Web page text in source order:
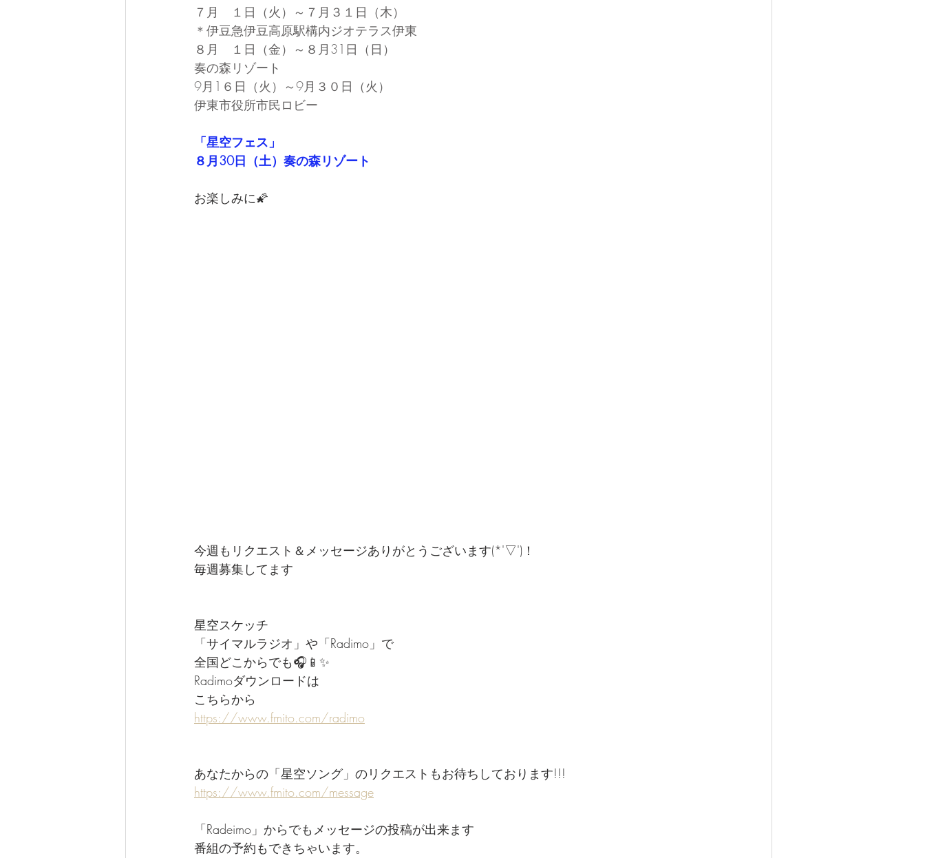
７月　１日（火）～７月３１日（木）
＊伊豆急伊豆高原駅構内ジオテラス伊東
８月　１日（金）～８月31日（日）
奏の森リゾート
9月1６日（火）～9月３０日（火）
伊東市役所市民ロビー
「星空フェス」
８月30日（土）奏の森リゾート
お楽しみに🌠
今週もリクエスト＆メッセージありがとうございます(*'▽')！
毎週募集してます
星空スケッチ
「サイマルラジオ」や「Radimo」で
全国どこからでも🎧📱✨
Radimoダウンロードは
こちらから
https://www.fmito.com/radimo
あなたからの「星空ソング」のリクエストもお待ちしております!!!
https://www.fmito.com/message
「Radeimo」からでもメッセージの投稿が出来ます
番組の予約もできちゃいます。